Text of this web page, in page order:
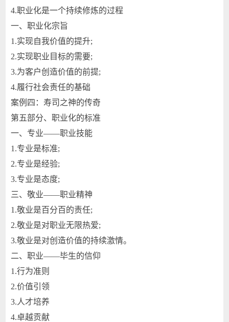
4.职业化是一个持续修炼的过程
一、职业化宗旨
1.实现自我价值的提升;
2.实现职业目标的需要;
3.为客户创造价值的前提;
4.履行社会责任的基础
案例四：寿司之神的传奇
第五部分、职业化的标准
一、专业——职业技能
1.专业是标准;
2.专业是经验;
3.专业是态度;
三、敬业——职业精神
1.敬业是百分百的责任;
2.敬业是对职业无限热爱;
3.敬业是对创造价值的持续激情。
二、职业——毕生的信仰
1.行为准则
2.价值引领
3.人才培养
4.卓越贡献